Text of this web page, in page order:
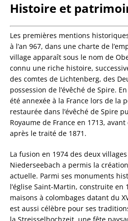
Histoire et
Les premières mentions
à l’an 967, dans une charte de
village apparaît sous le nom de
connu une riche histoire,
des comtes de Lichtenberg, des
possession de l’évêché de Spire.
été annexée à la France lors de la
restaurée dans l’évêché de Spire
Royaume de France en 1713,
après le traité de 1871.
La fusion en 1974 des deux
Niederseebach a permis la
actuelle. Parmi ses monuments
l’église Saint-Martin, construite en
maisons à colombages datant du
est aussi célèbre pour ses